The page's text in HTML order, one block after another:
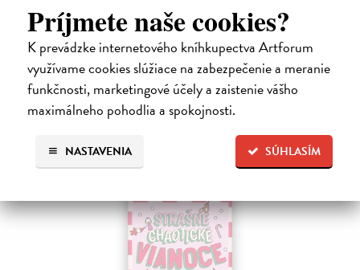
Príjmete naše cookies?
K prevádzke internetového kníhkupectva Artforum
využívame cookies slúžiace na zabezpečenie a meranie
funkčnosti, marketingové účely a zaistenie vášho
maximálneho pohodlia a spokojnosti.
SÚHLASÍM
NASTAVENIA
problémy, ktoré…
Na stiahnutie akoPDF
3,20 €